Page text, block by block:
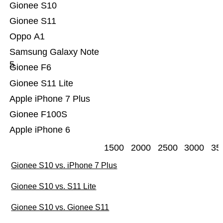
Apple iPhone 6
Gionee F100S
Apple iPhone 7 Plus
Gionee S11 Lite
Gionee F6
Samsung Galaxy Note
5
Oppo A1
Gionee S11
Gionee S10
1500 2000 2500 3000
Gionee S10 vs. iPhone 7 Plus
Gionee S10 vs. S11 Lite
Gionee S10 vs. Gionee S11